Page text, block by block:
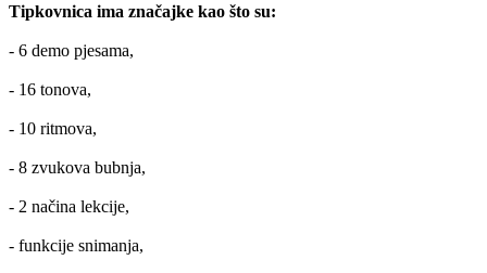
Tipkovnica ima značajke kao što su:
- 6 demo pjesama,
- 16 tonova,
- 10 ritmova,
- 8 zvukova bubnja,
- 2 načina lekcije,
- funkcije snimanja,